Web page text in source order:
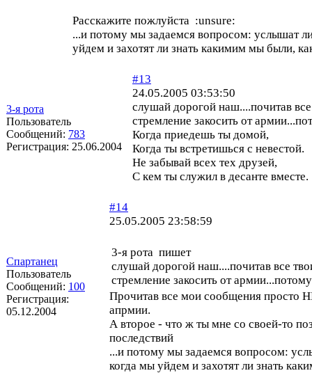
Расскажите пожлуйста :unsure:
...и потому мы задаемся вопросом: услышат
уйдем и захотят ли знать какимим мы были,
3-я рота
Пользователь
Сообщений: 783
Регистрация: 25.06.2004
#13
24.05.2005 03:53:50
слушай дорогой наш....почитав
стремление закосить от
Когда приедешь ты домой,
Когда ты встретишься с невестой.
Не забывай всех тех друзей,
С кем ты служил в десанте вместе.
Спартанец
Пользователь
Сообщений: 100
Регистрация:
05.12.2004
#14
25.05.2005 23:58:59
3-я рота пишет
слушай дорогой наш....почитав все
стремление закосить от
Прочитав все мои сообщения просто
апрмии.
А второе - что ж ты мне со своей-то
последствий
...и потому мы задаемся вопросом:
когда мы уйдем и захотят ли знать